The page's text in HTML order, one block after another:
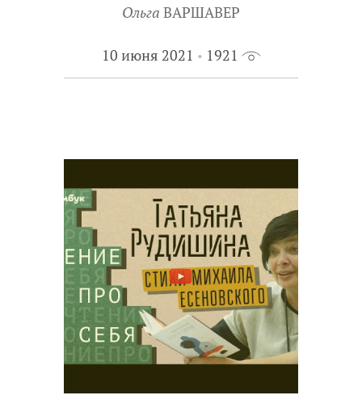
Ольга ВАРШАВЕР
10 июня 2021 1921